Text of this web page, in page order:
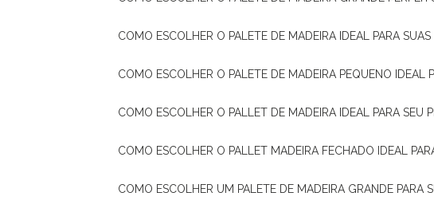
COMO ESCOLHER O PALETE DE MADEIRA IDEAL PARA
COMO ESCOLHER O PALETE DE MADEIRA PEQUENO IDEAL
COMO ESCOLHER O PALLET DE MADEIRA IDEAL PARA SEU
COMO ESCOLHER O PALLET MADEIRA FECHADO IDEAL
COMO ESCOLHER UM PALETE DE MADEIRA GRANDE PARA